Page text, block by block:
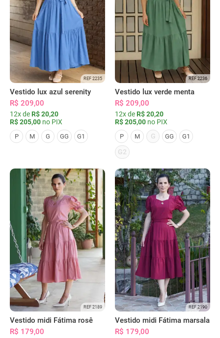
REF 2235
Vestido lux azul serenity
R$ 209,00
12x de R$ 20,20
R$ 205,00 no PIX
P M G GG G1
REF 2236
Vestido lux verde menta
R$ 209,00
12x de R$ 20,20
R$ 205,00 no PIX
P M G GG G1
G2
REF 2189
Vestido midi Fátima rosê
R$ 179,00
REF 2190
Vestido midi Fátima marsala
R$ 179,00